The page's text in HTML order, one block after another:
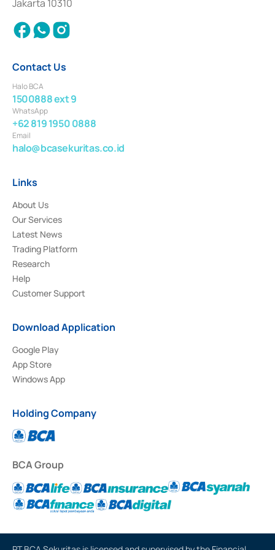
2018.
Jakarta 10310
Contact Us
Halo BCA
1500888 ext 9
WhatsApp
+62 819 1950 0888
Email
halo@bcasekuritas.co.id
Links
About Us
Our Services
Latest News
Trading Platform
Research
Help
Customer Support
Download Application
Google Play
App Store
Windows App
Holding Company
BCA Group